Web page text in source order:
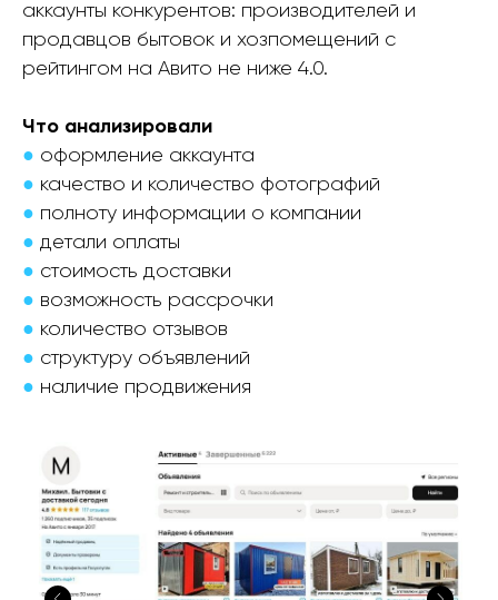
аккаунты конкурентов: производителей и
продавцов бытовок и хозпомещений с
рейтингом на Авито не ниже 4.0.
Что анализировали
● оформление аккаунта
● качество и количество фотографий
● полноту информации о компании
● детали оплаты
● стоимость доставки
● возможность рассрочки
● количество отзывов
● структуру объявлений
● наличие продвижения